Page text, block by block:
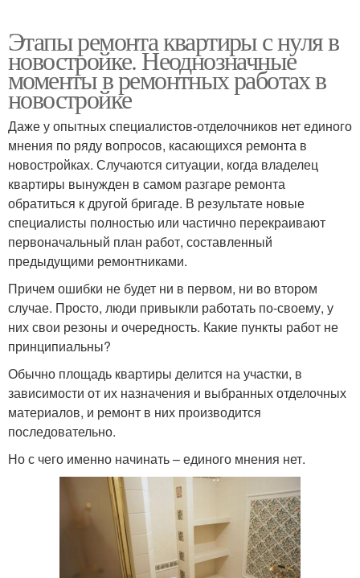
Этапы ремонта квартиры с нуля в
новостройке. Неоднозначные
моменты в ремонтных работах в
новостройке
Даже у опытных специалистов-отделочников нет единого
мнения по ряду вопросов, касающихся ремонта в
новостройках. Случаются ситуации, когда владелец
квартиры вынужден в самом разгаре ремонта
обратиться к другой бригаде. В результате новые
специалисты полностью или частично перекраивают
первоначальный план работ, составленный
предыдущими ремонтниками.
Причем ошибки не будет ни в первом, ни во втором
случае. Просто, люди привыкли работать по-своему, у
них свои резоны и очередность. Какие пункты работ не
принципиальны?
Обычно площадь квартиры делится на участки, в
зависимости от их назначения и выбранных отделочных
материалов, и ремонт в них производится
последовательно.
Но с чего именно начинать – единого мнения нет.